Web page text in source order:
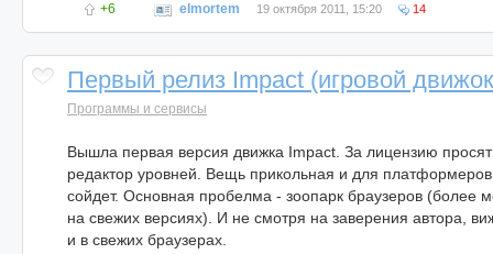
+6 elmortem 19 октября 2011, 15:20 14
Первый релиз Impact (игровой
Программы и сервисы
Вышла первая версия движка Impact. За лицензию просят
редактор уровней. Вещь прикольная и для
сойдет. Основная пробелма - зоопарк браузеров (более
на свежих версиях). И не смотря на заверения автора,
и в свежих браузерах.